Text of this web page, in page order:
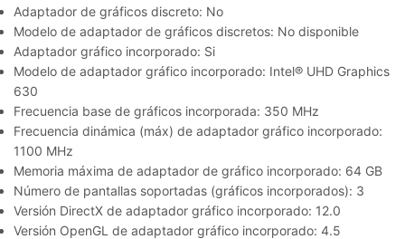
Adaptador de gráficos discreto: No
Modelo de adaptador de gráficos discretos: No disponible
Adaptador gráfico incorporado: Si
Modelo de adaptador gráfico incorporado: Intel® UHD Graphics
630
Frecuencia base de gráficos incorporada: 350 MHz
Frecuencia dinámica (máx) de adaptador gráfico incorporado:
1100 MHz
Memoria máxima de adaptador de gráfico incorporado: 64 GB
Número de pantallas soportadas (gráficos incorporados): 3
Versión DirectX de adaptador gráfico incorporado: 12.0
Versión OpenGL de adaptador gráfico incorporado: 4.5